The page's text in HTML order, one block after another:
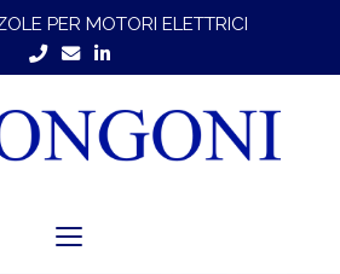
PER MOTORI ELETTRICI
Toggle